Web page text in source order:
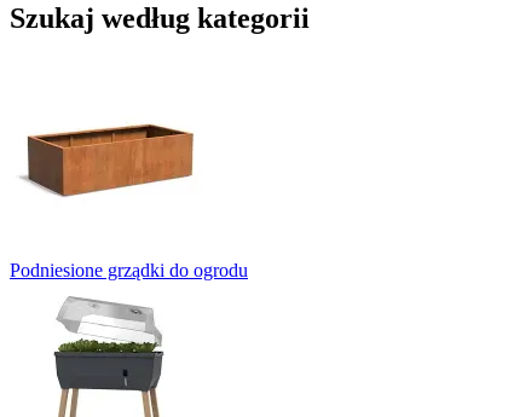
Szukaj według kategorii
Podniesione grządki do ogrodu